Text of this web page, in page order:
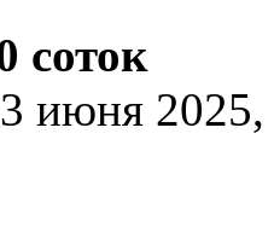
соток
июня